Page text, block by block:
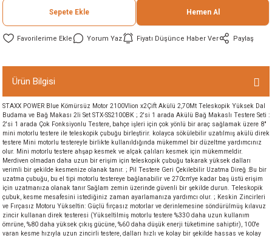
Sepete Ekle Hemen Al
Yorum Yaz Fiyatı Düşünce Haber Ver Paylaş
Ürün Bilgisi
STAXX POWER Blue Kömürsüz Motor 2100Vlion x2Çift Akülü 2,70Mt Teleskopik Yüksek Dal
Budama ve Bağ Makası 2li Set STX-SS2100BK ; 2'si 1 arada Akülü Bağ Makaslı Testere Seti :
2'si 1 arada Çok Fonksiyonlu Testere, bahçe işleri için çok yönlü bir araç sağlamak üzere 8"
mini motorlu testere ile teleskopik çubuğu birleştirir. kolayca sökülebilir uzatılmış akülü direk
testere Mini motorlu testereyle birlikte kullanıldığında mükemmel bir düzeltme yardımcınız
olur. Mini motorlu testere ahşap kesmek ve alçak çalıları kesmek için mükemmeldir.
Merdiven olmadan daha uzun bir erişim için teleskopik çubuğu takarak yüksek dalları
verimli bir şekilde kesmenize olanak tanır. ; Pil Testere Geri Çekilebilir Uzatma Direğ :Bu bir
uzatma çubuğu, bu el tipi motorlu testereye bağlanabilir ve 270cm'ye kadar baş üstü erişim
için uzatmanıza olanak tanır Sağlam zemin üzerinde güvenli bir şekilde durun. Teleskopik
çubuk, kesme mesafesini istediğiniz zaman ayarlamanıza yardımcı olur. ; Keskin Zincirleri
ve Fırçasız Motoru Yükseltin: Güçlü fırçasız motorlar ve derinlemesine söndürülmüş kılavuz
zincir kullanan direk testeresi (Yükseltilmiş motorlu testere %330 daha uzun kullanım
ömrüne, %80 daha yüksek çıkış gücüne, %60 daha düşük enerji tüketimine sahiptir), 100'e
varan kesme hızıyla uzun zincirli testere, dalları hızlı ve kolay bir şekilde hassas ve kolay